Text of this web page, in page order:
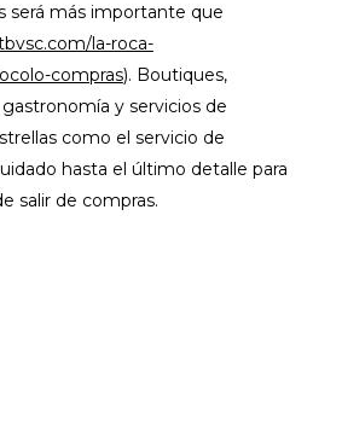
será más importante que
la-roca-
compras). Boutiques,
y servicios de
como el servicio de
hasta el último detalle para
salir de compras.